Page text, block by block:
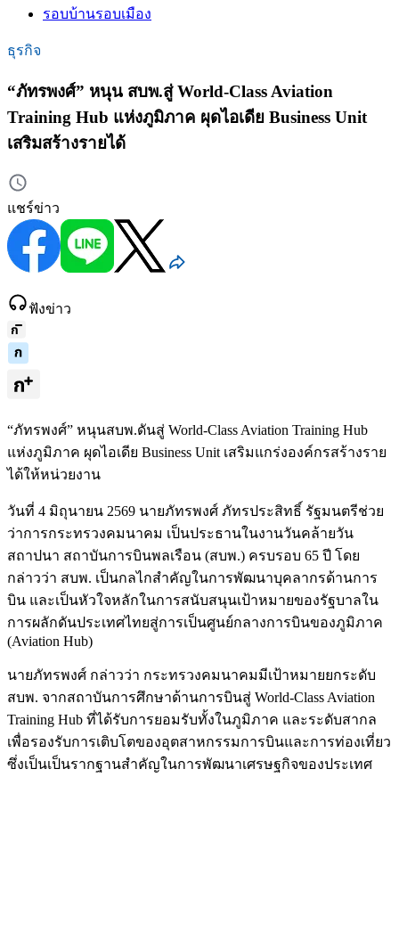
รอบบ้านรอบเมือง
ธุรกิจ
“ภัทรพงศ์” หนุน สบพ.สู่ World-Class Aviation
Training Hub แห่งภูมิภาค ผุดไอเดีย Business Unit
เสริมสร้างรายได้
แชร์ข่าว
ฟังข่าว
“ภัทรพงศ์” หนุนสบพ.ดันสู่ World-Class Aviation Training Hub
แห่งภูมิภาค ผุดไอเดีย Business Unit เสริมแกร่งองค์กรสร้างราย
ได้ให้หน่วยงาน
วันที่ 4 มิถุนายน 2569 นายภัทรพงศ์ ภัทรประสิทธิ์ รัฐมนตรีช่วย
ว่าการกระทรวงคมนาคม เป็นประธานในงานวันคล้ายวัน
สถาปนา สถาบันการบินพลเรือน (สบพ.) ครบรอบ 65 ปี โดย
กล่าวว่า สบพ. เป็นกลไกสำคัญในการพัฒนาบุคลากรด้านการ
บิน และเป็นหัวใจหลักในการสนับสนุนเป้าหมายของรัฐบาลใน
การผลักดันประเทศไทยสู่การเป็นศูนย์กลางการบินของภูมิภาค
(Aviation Hub)
นายภัทรพงศ์ กล่าวว่า กระทรวงคมนาคมมีเป้าหมายยกระดับ
สบพ. จากสถาบันการศึกษาด้านการบินสู่ World-Class Aviation
Training Hub ที่ได้รับการยอมรับทั้งในภูมิภาค และระดับสากล
เพื่อรองรับการเติบโตของอุตสาหกรรมการบินและการท่องเที่ยว
ซึ่งเป็นเป็นรากฐานสำคัญในการพัฒนาเศรษฐกิจของประเทศ